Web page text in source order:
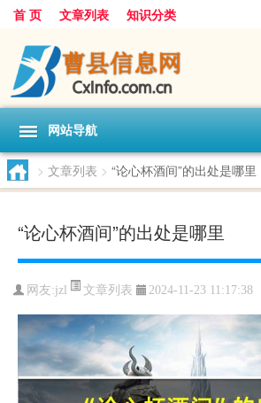
首 页 文章列表 知识分类
网站导航
> 文章列表 > “论心杯酒间”的出处是哪里
“论心杯酒间”的出处是哪里
网友:jzl 文章列表 2024-11-23 11:17:38